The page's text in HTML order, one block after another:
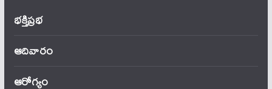
భక్తిప్రభ
ఆదివారం
ఆరోగ్యం